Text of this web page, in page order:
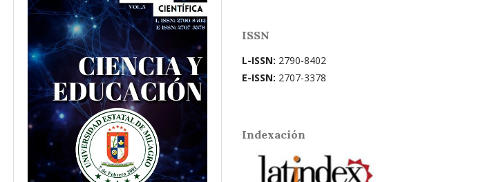
ISSN
L-ISSN: 2790-8402
E-ISSN: 2707-3378
Indexación